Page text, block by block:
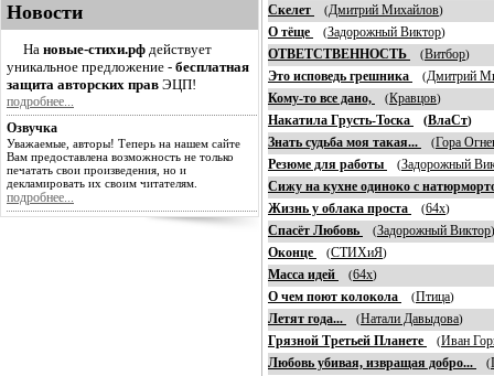
Новости
На новые-стихи.рф действует
уникальное предложение - бесплатная
защита авторских прав ЭЦП!
подробнее...
Озвучка
Уважаемые, авторы! Теперь на нашем сайте
Вам предоставлена возможность не только
печатать свои произведения, но и
декламировать их своим читателям.
подробнее...
Скелет (Дмитрий Михайлов)
О тёще (Задорожный Виктор)
ОТВЕТСТВЕННОСТЬ (Витбор)
Это исповедь грешника (Дмитрий
Кому-то все дано,
(Кравцов)
Накатила Грусть-Тоска (ВлаСт)
Знать судьба моя такая... (Гора
Резюме для работы
(Задорожный
Сижу на кухне одиноко с
Жизнь у облака проста
(64x)
Спасёт Любовь (Задорожный Виктор
Оконце (СТИХиЯ)
Масса идей (64x)
О чем поют колокола (Птица)
Летят года... (Натали Давыдова)
Грязной Третьей Планете (Иван
Любовь убивая, извращая добро...
(